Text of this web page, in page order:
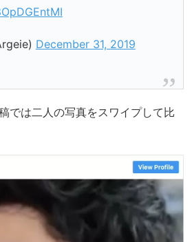
December 31, 2019
では二人の写真をスワイプして比